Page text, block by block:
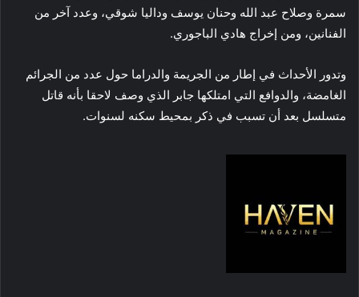
سمرة وصلاح عبد الله وحنان يوسف وداليا شوقي، وعدد آخر من
الفنانين، ومن إخراج هادي الباجوري.
وتدور الأحداث في إطار من الجريمة والدراما حول عدد من الجرائم
الغامضة، والدوافع التي امتلكها جابر الذي وصف لاحقا بأنه قاتل
متسلسل بعد أن تسبب في ذكر بمحيط سكنه لسنوات.